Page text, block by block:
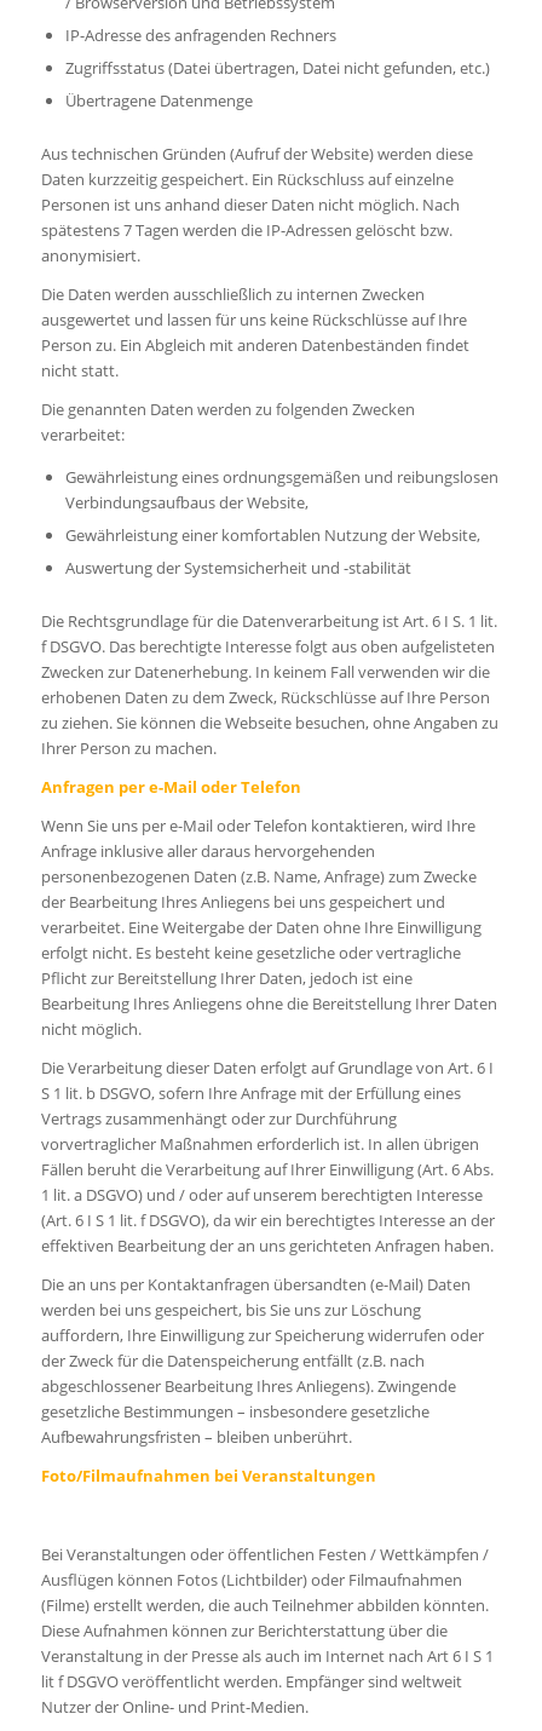
IP-Adresse des anfragenden Rechners
Zugriffsstatus (Datei übertragen, Datei nicht gefunden, etc.)
Übertragene Datenmenge
Aus technischen Gründen (Aufruf der Website) werden diese
Daten kurzzeitig gespeichert. Ein Rückschluss auf einzelne
Personen ist uns anhand dieser Daten nicht möglich. Nach
spätestens 7 Tagen werden die IP-Adressen gelöscht bzw.
anonymisiert.
Die Daten werden ausschließlich zu internen Zwecken
ausgewertet und lassen für uns keine Rückschlüsse auf Ihre
Person zu. Ein Abgleich mit anderen Datenbeständen findet
nicht statt.
Die genannten Daten werden zu folgenden Zwecken
verarbeitet:
Gewährleistung eines ordnungsgemäßen und reibungslosen
Verbindungsaufbaus der Website,
Gewährleistung einer komfortablen Nutzung der Website,
Auswertung der Systemsicherheit und -stabilität
Die Rechtsgrundlage für die Datenverarbeitung ist Art. 6 I S. 1 lit.
f DSGVO. Das berechtigte Interesse folgt aus oben aufgelisteten
Zwecken zur Datenerhebung. In keinem Fall verwenden wir die
erhobenen Daten zu dem Zweck, Rückschlüsse auf Ihre Person
zu ziehen. Sie können die Webseite besuchen, ohne Angaben zu
Ihrer Person zu machen.
Anfragen per e-Mail oder Telefon
Wenn Sie uns per e-Mail oder Telefon kontaktieren, wird Ihre
Anfrage inklusive aller daraus hervorgehenden
personenbezogenen Daten (z.B. Name, Anfrage) zum Zwecke
der Bearbeitung Ihres Anliegens bei uns gespeichert und
verarbeitet. Eine Weitergabe der Daten ohne Ihre Einwilligung
erfolgt nicht. Es besteht keine gesetzliche oder vertragliche
Pflicht zur Bereitstellung Ihrer Daten, jedoch ist eine
Bearbeitung Ihres Anliegens ohne die Bereitstellung Ihrer Daten
nicht möglich.
Die Verarbeitung dieser Daten erfolgt auf Grundlage von Art. 6 I
S 1 lit. b DSGVO, sofern Ihre Anfrage mit der Erfüllung eines
Vertrags zusammenhängt oder zur Durchführung
vorvertraglicher Maßnahmen erforderlich ist. In allen übrigen
Fällen beruht die Verarbeitung auf Ihrer Einwilligung (Art. 6 Abs.
1 lit. a DSGVO) und / oder auf unserem berechtigten Interesse
(Art. 6 I S 1 lit. f DSGVO), da wir ein berechtigtes Interesse an der
effektiven Bearbeitung der an uns gerichteten Anfragen haben.
Die an uns per Kontaktanfragen übersandten (e-Mail) Daten
werden bei uns gespeichert, bis Sie uns zur Löschung
auffordern, Ihre Einwilligung zur Speicherung widerrufen oder
der Zweck für die Datenspeicherung entfällt (z.B. nach
abgeschlossener Bearbeitung Ihres Anliegens). Zwingende
gesetzliche Bestimmungen – insbesondere gesetzliche
Aufbewahrungsfristen – bleiben unberührt.
Foto/Filmaufnahmen bei Veranstaltungen
Bei Veranstaltungen oder öffentlichen Festen / Wettkämpfen /
Ausflügen können Fotos (Lichtbilder) oder Filmaufnahmen
(Filme) erstellt werden, die auch Teilnehmer abbilden könnten.
Diese Aufnahmen können zur Berichterstattung über die
Veranstaltung in der Presse als auch im Internet nach Art 6 I S 1
lit f DSGVO veröffentlicht werden. Empfänger sind weltweit
Nutzer der Online- und Print-Medien.